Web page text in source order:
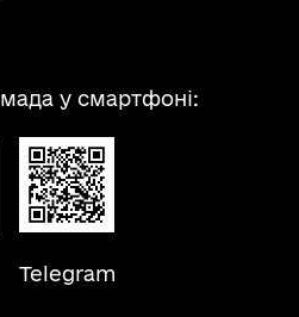
у смартфоні:
Telegram